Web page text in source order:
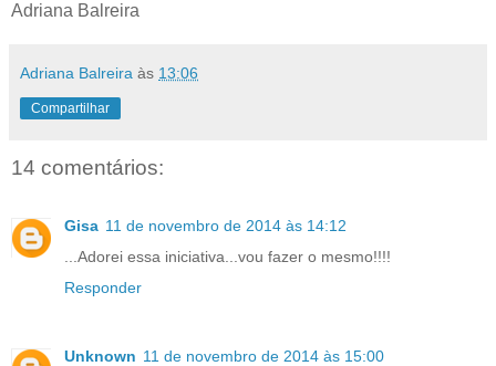
Adriana Balreira
Adriana Balreira às 13:06
Compartilhar
14 comentários:
Gisa 11 de novembro de 2014 às 14:12
...Adorei essa iniciativa...vou fazer o mesmo!!!!
Responder
Unknown 11 de novembro de 2014 às 15:00